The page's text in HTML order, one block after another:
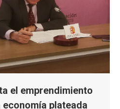
el emprendimiento
plateada